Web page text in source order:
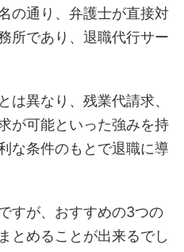
の通り、弁護士が直接対
所であり、退職代行サー
は異なり、残業代請求、
が可能といった強みを持
な条件のもとで退職に導
すが、おすすめの3つの
とめることが出来るでし